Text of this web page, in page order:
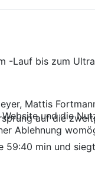
-Lauf bis zum
Mattis
auf die
59:40 min und
und die
Ablehnung